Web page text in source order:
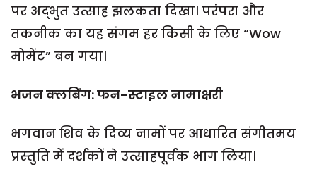
पर अद्भुत उत्साह झलकता दिखा। परंपरा और
तकनीक का यह संगम हर किसी के लिए “Wow
मोमेंट” बन गया।
भजनक्लबिंग:फन-स्टाइल नामाक्षरी
भगवान शिव के दिव्य नामों पर आधारित संगीतमय
प्रस्तुति में दर्शकों ने उत्साहपूर्वक भाग लिया।